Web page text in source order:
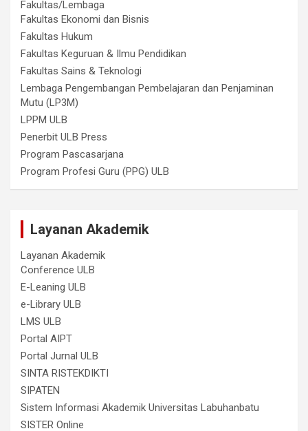
Fakultas/Lembaga
Fakultas Ekonomi dan Bisnis
Fakultas Hukum
Fakultas Keguruan & Ilmu Pendidikan
Fakultas Sains & Teknologi
Lembaga Pengembangan Pembelajaran dan Penjaminan
Mutu (LP3M)
LPPM ULB
Penerbit ULB Press
Program Pascasarjana
Program Profesi Guru (PPG) ULB
Layanan Akademik
Layanan Akademik
Conference ULB
E-Leaning ULB
e-Library ULB
LMS ULB
Portal AIPT
Portal Jurnal ULB
SINTA RISTEKDIKTI
SIPATEN
Sistem Informasi Akademik Universitas Labuhanbatu
SISTER Online